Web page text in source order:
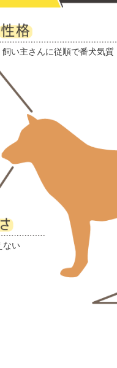
飼い主さんに従順で番犬気質
ない